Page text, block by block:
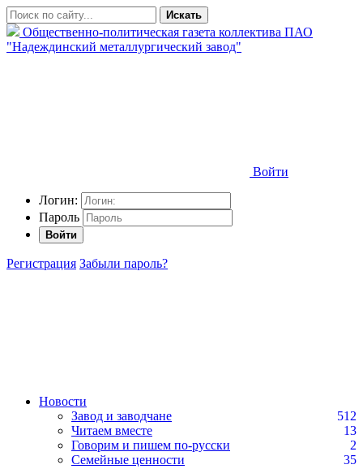
Искать
Общественно-политическая газета коллектива ПАО
"Надеждинский металлургический завод"
Войти
Логин:
Пароль
Войти
Регистрация Забыли пароль?
Новости
Завод и заводчане
512
Читаем вместе
13
Говорим и пишем по-русски
2
Семейные ценности
35